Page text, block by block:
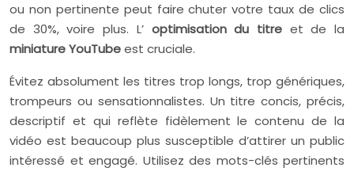
ou non pertinente peut faire chuter votre taux de clics
de 30%, voire plus. L’ optimisation du titre et de la
miniature YouTubeest cruciale.
Évitez absolument les titres trop longs, trop génériques,
trompeurs ou sensationnalistes. Un titre concis, précis,
descriptif et qui reflète fidèlement le contenu de la
vidéo est beaucoup plus susceptible d’attirer un public
intéressé et engagé. Utilisez des mots-clés pertinents